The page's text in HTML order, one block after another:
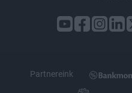
Partnereink